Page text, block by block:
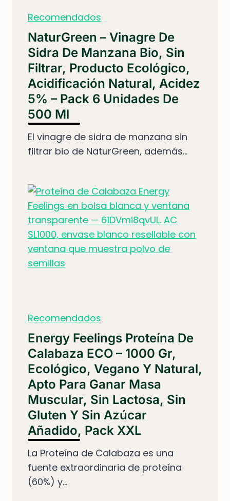
Recomendados
NaturGreen – Vinagre De
Sidra De Manzana Bio, Sin
Filtrar, Producto Ecológico,
Acidificación Natural, Acidez
5% – Pack 6 Unidades De
500 Ml
El vinagre de sidra de manzana sin
filtrar bio de NaturGreen, además...
Recomendados
Energy Feelings Proteína De
Calabaza ECO – 1000 Gr,
Ecológico, Vegano Y Natural,
Apto Para Ganar Masa
Muscular, Sin Lactosa, Sin
Gluten Y Sin Azúcar
Añadido, Pack XXL
La Proteína de Calabaza es una
fuente extraordinaria de proteína
(60%) y...